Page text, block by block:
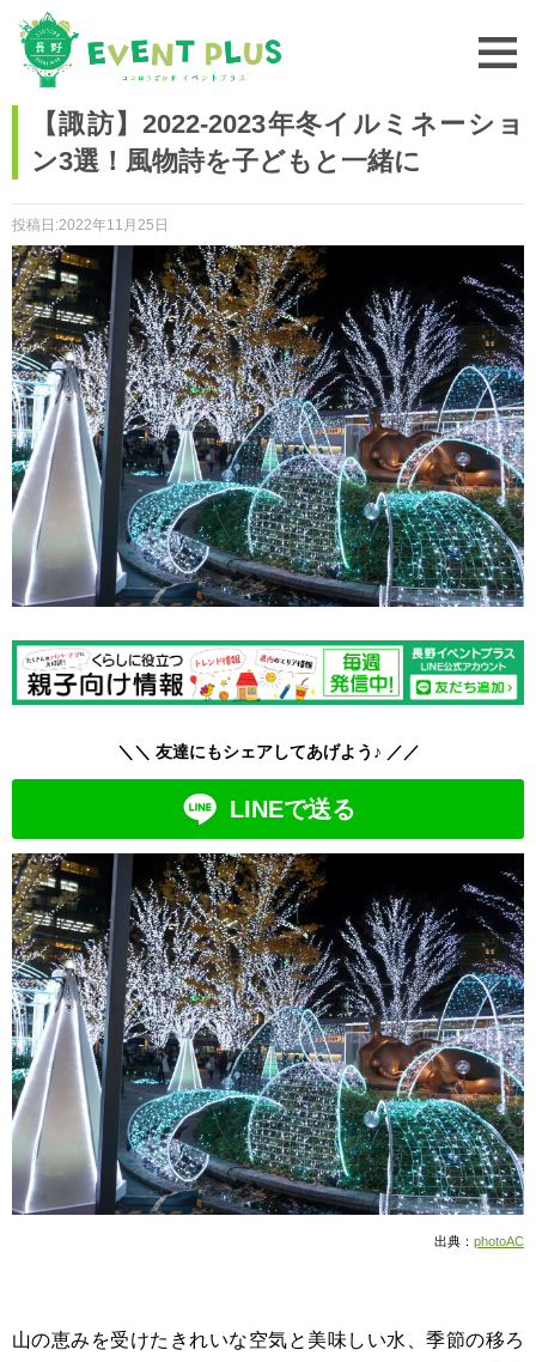
【諏訪】2022-2023年冬イルミネーショ
ン3選！風物詩を子どもと一緒に
投稿日:2022年11月25日
＼＼ 友達にもシェアしてあげよう♪ ／／
LINEで送る
出典： photoAC
山の恵みを受けたきれいな空気と美味しい水、季節の移ろ